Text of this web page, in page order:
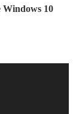
Windows 10